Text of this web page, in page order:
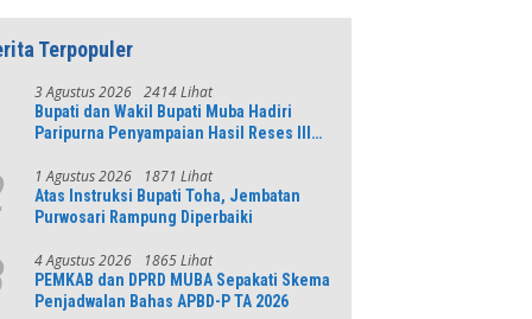
Terpopuler
3 Agustus 2026 2414 Lihat
Bupati dan Wakil Bupati Muba Hadiri
Paripurna Penyampaian Hasil Reses III
1 Agustus 2026 1871 Lihat
Atas Instruksi Bupati Toha, Jembatan
Purwosari Rampung Diperbaiki
4 Agustus 2026 1865 Lihat
PEMKAB dan DPRD MUBA Sepakati Skema
Penjadwalan Bahas APBD-P TA 2026